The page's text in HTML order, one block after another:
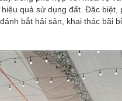
quả sử dụng đất. Đặc
bắt hải sản, khai thác bãi